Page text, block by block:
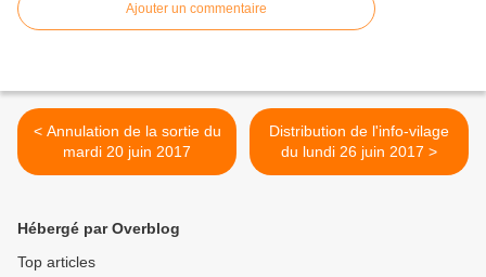
Ajouter un commentaire
< Annulation de la sortie du
mardi 20 juin 2017
Distribution de l'info-vilage
du lundi 26 juin 2017 >
Hébergé par Overblog
Top articles